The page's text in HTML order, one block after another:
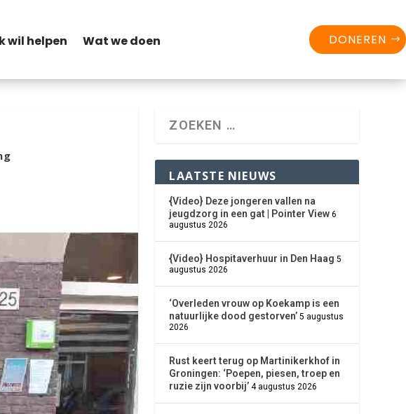
wil helpen Wat we doen DONEREN
LAATSTE NIEUWS
{Video} Deze jongeren vallen na
jeugdzorg in een gat | Pointer View 6
augustus 2026
{Video} Hospitaverhuur in Den Haag 5
augustus 2026
‘Overleden vrouw op Koekamp is een
natuurlijke dood gestorven’ 5 augustus
2026
Rust keert terug op Martinikerkhof in
Groningen: ‘Poepen, piesen, troep en
ruzie zijn voorbij’ 4 augustus 2026